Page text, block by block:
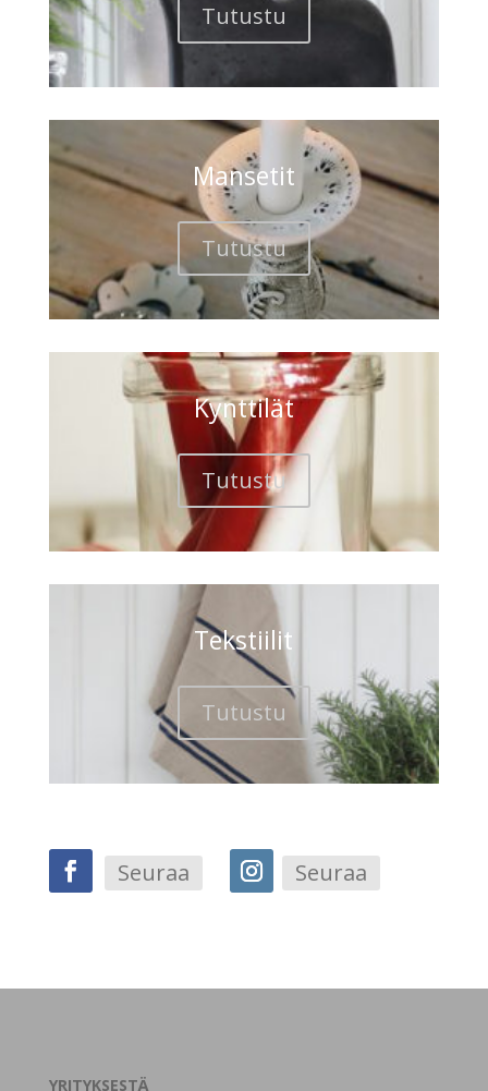
Tutustu
Mansetit
Tutustu
Kynttilät
Tutustu
Tekstiilit
Tutustu
Seuraa Seuraa
YRITYKSESTÄ